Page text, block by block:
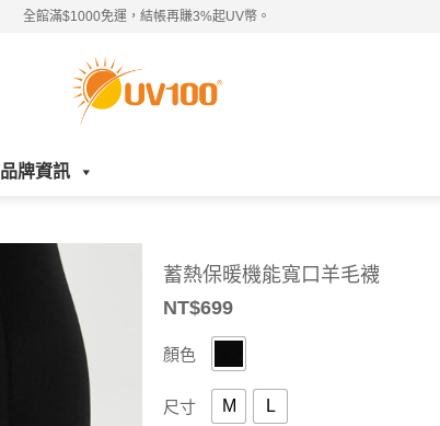
全館滿$1000免運，結帳再賺3%起UV幣。
品牌資訊
蓄熱保暖機能寬口羊毛襪
NT$699
顏色
尺寸 M L